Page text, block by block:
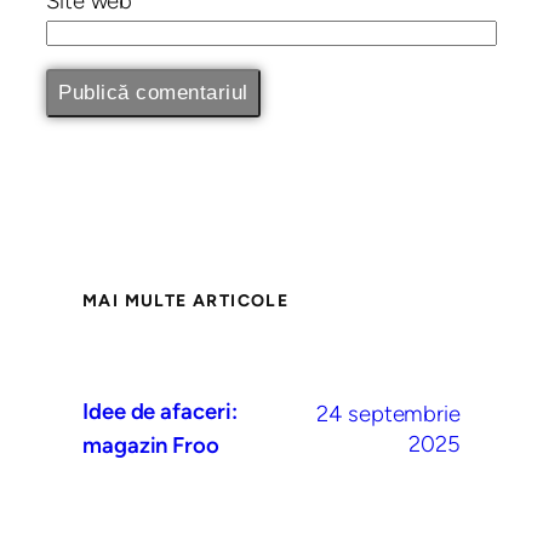
MAI MULTE ARTICOLE
Idee de afaceri:
magazin Froo
24 septembrie
2025